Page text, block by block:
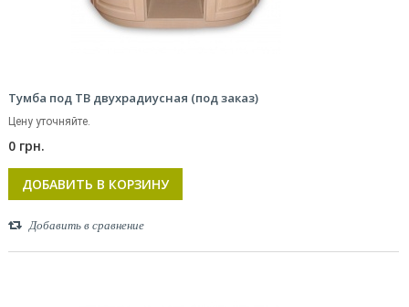
Тумба под ТВ двухрадиусная (под заказ)
Цену уточняйте.
0 грн.
ДОБАВИТЬ В КОРЗИНУ
Добавить в сравнение